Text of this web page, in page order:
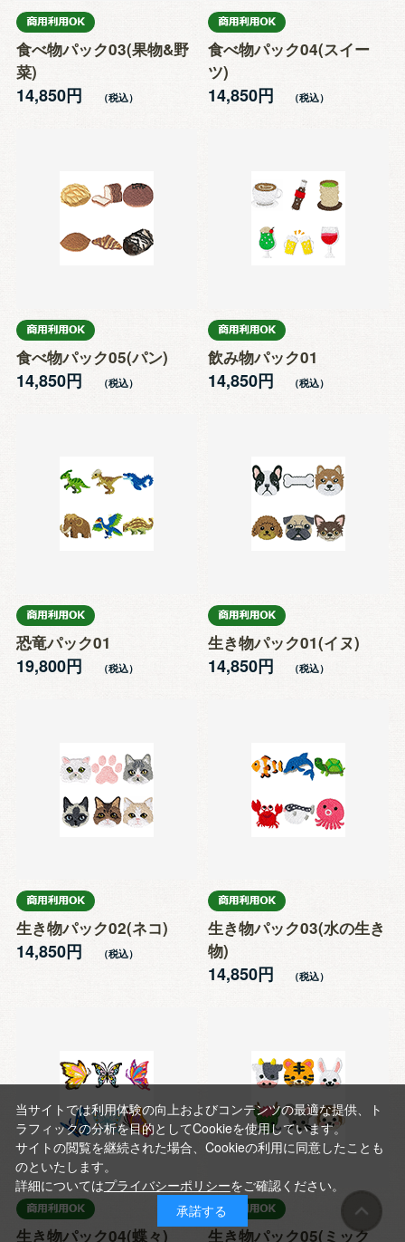
食べ物パック03(果物&野
菜)
14,850円
食べ物パック04(スイー
ツ)
14,850円
食べ物パック05(パン)
14,850円
飲み物パック01
14,850円
恐竜パック01
19,800円
生き物パック01(イヌ)
14,850円
生き物パック02(ネコ)
14,850円
生き物パック03(水の生き
物)
14,850円
生き物パック04(蝶々) 生き物パック05(ミック
当サイトでは利用体験の向上およびコンテンツの最適な提供、ト
ラフィックの分析を目的としてCookieを使用しています。
サイトの閲覧を継続された場合、Cookieの利用に同意したことも
のといたします。
詳細についてはプライバシーポリシーをご確認ください。
承諾する